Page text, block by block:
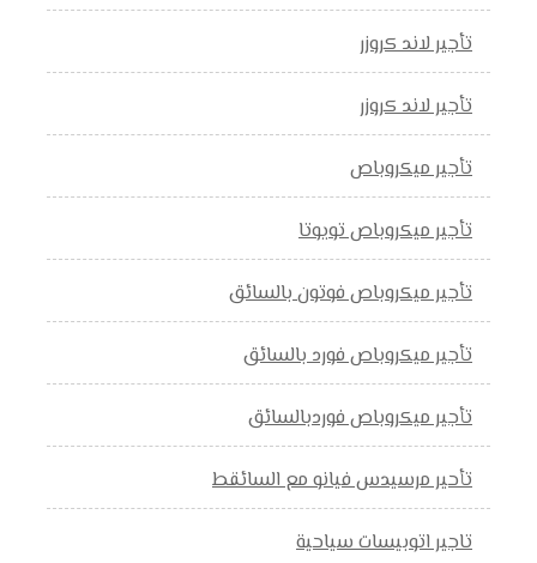
تأجير لاند كروزر
تأجير لاند كروزر
تأجير ميكروباص
تأجير ميكروباص تويوتا
تأجير ميكروباص فوتون بالسائق
تأجير ميكروباص فورد بالسائق
تأجير ميكروباص فوردبالسائق
تأحير مرسيدس فيانو مع السائقط
تاجير اتوبيسات سياحية